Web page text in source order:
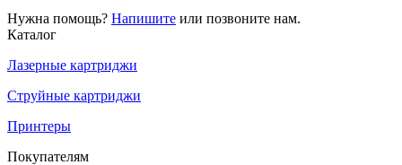
Нужна помощь? Напишите или позвоните нам.
Каталог
Лазерные картриджи
Струйные картриджи
Принтеры
Покупателям